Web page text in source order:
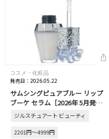
コスメ・化粧品
発売日：2026.05.22
サムシングピュアブルー リップ
ブーケ セラム［2026年 5月発
売］
ジルスチュアート ビューティ
2201円～4999円